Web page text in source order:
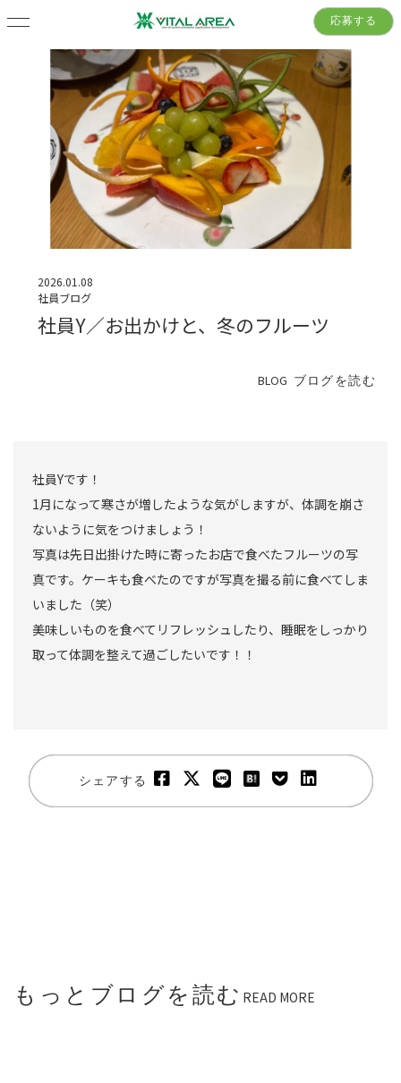
応募する
2026.01.08
社員ブログ
社員Y／お出かけと、冬のフルーツ
BLOG ブログを読む
社員Yです！
1月になって寒さが増したような気がしますが、体調を崩さ
ないように気をつけましょう！
写真は先日出掛けた時に寄ったお店で食べたフルーツの写
真です。ケーキも食べたのですが写真を撮る前に食べてしま
いました（笑）
美味しいものを食べてリフレッシュしたり、睡眠をしっかり
取って体調を整えて過ごしたいです！！
シェアする
もっとブログを読む READ MORE